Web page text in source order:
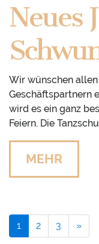
Neues
Wir wünschen
Geschäftspartnern
wird es ein ganz
Feiern. Die
MEHR
1 2 3 »Next
page